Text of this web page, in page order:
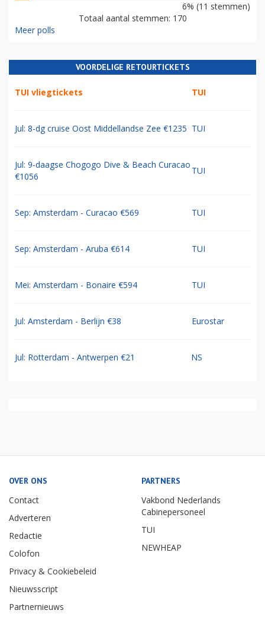
6% (11 stemmen)
Totaal aantal stemmen: 170
Meer polls
VOORDELIGE RETOURTICKETS
TUI vliegtickets TUI
Jul: 8-dg cruise Oost Middellandse Zee €1235 TUI
Jul: 9-daagse Chogogo Dive & Beach Curacao
€1056
TUI
Sep: Amsterdam - Curacao €569 TUI
Sep: Amsterdam - Aruba €614 TUI
Mei: Amsterdam - Bonaire €594 TUI
Jul: Amsterdam - Berlijn €38 Eurostar
Jul: Rotterdam - Antwerpen €21 NS
OVER ONS
Contact
Adverteren
Redactie
Colofon
Privacy & Cookiebeleid
Nieuwsscript
Partnernieuws
PARTNERS
Vakbond Nederlands
Cabinepersoneel
TUI
NEWHEAP